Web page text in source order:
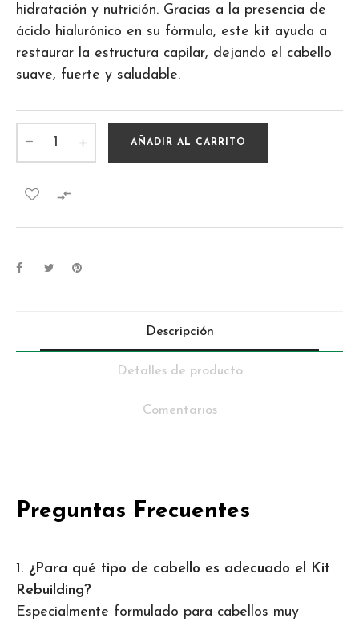
hidratación y nutrición. Gracias a la presencia de
ácido hialurónico en su fórmula, este kit ayuda a
restaurar la estructura capilar, dejando el cabello
suave, fuerte y saludable.
AÑADIR AL CARRITO

Descripción
Detalles de producto
Comentarios
Preguntas Frecuentes
1. ¿Para qué tipo de cabello es adecuado el Kit
Rebuilding?
Especialmente formulado para cabellos muy